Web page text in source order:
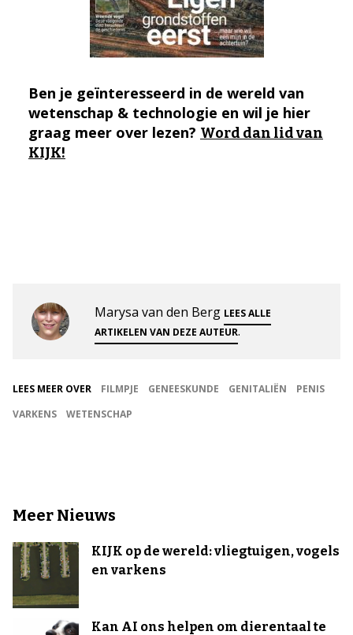
Ben je geïnteresseerd in de wereld van
wetenschap & technologie en wil je hier
graag meer over lezen? Word dan lid van
KIJK!
Marysa van den Berg LEES ALLE
ARTIKELEN VAN DEZE AUTEUR.
LEES MEER OVER FILMPJE GENEESKUNDE GENITALIËN
PENIS
VARKENS
WETENSCHAP
Meer Nieuws
KIJK op de wereld: vliegtuigen, vogels
en varkens
Kan AI ons helpen om dierentaal te